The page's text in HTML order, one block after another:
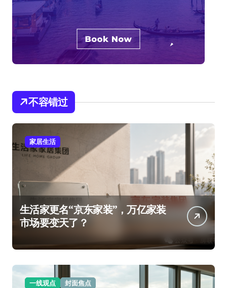
不容错过
家居生活
生活家更名“京东家装”，万亿家装
市场要变天了？
一线观点 封面焦点